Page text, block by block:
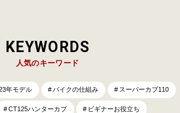
KEYWORDS
人気のキーワード
年モデル バイクの仕組み スーパーカブ110
CT125ハンターカブ ビギナーお役立ち